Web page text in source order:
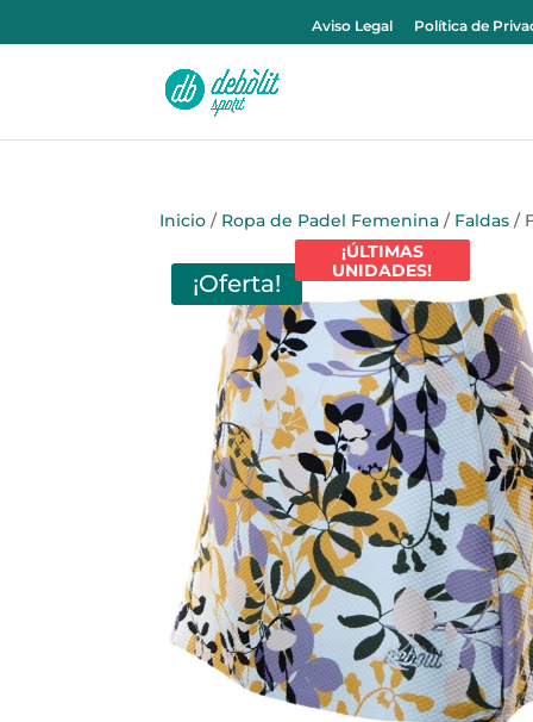
Aviso Legal Política de
Inicio / Ropa de Padel Femenina / Faldas /
¡Oferta!
¡ÚLTIMAS
UNIDADES!